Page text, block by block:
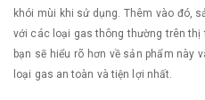
khói mùi khi sử dụng. Thêm vào đó,
với các loại gas thông thường trên thị
bạn sẽ hiểu rõ hơn về sản phẩm này
loại gas an toàn và tiện lợi nhất.